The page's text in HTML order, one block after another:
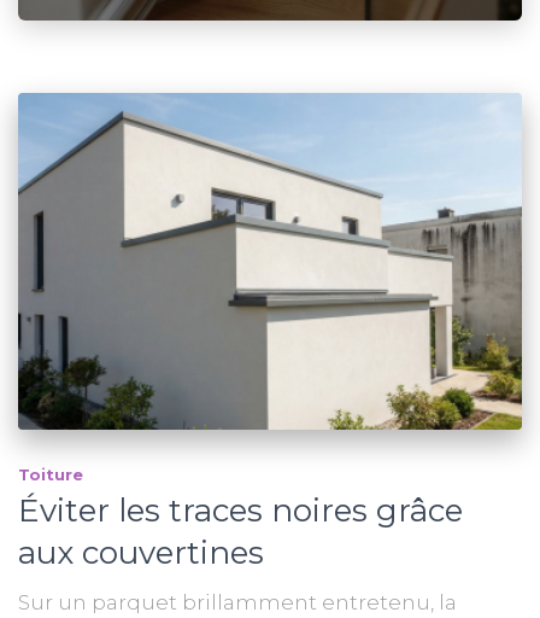
Toiture
Éviter les traces noires grâce
aux couvertines
Sur un parquet brillamment entretenu, la